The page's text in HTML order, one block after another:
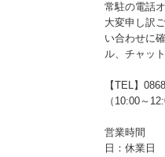
常駐の電話
大変申し訳
い合わせに
ル、チャッ
【TEL】
（10:00～
営業時間
日：休業日